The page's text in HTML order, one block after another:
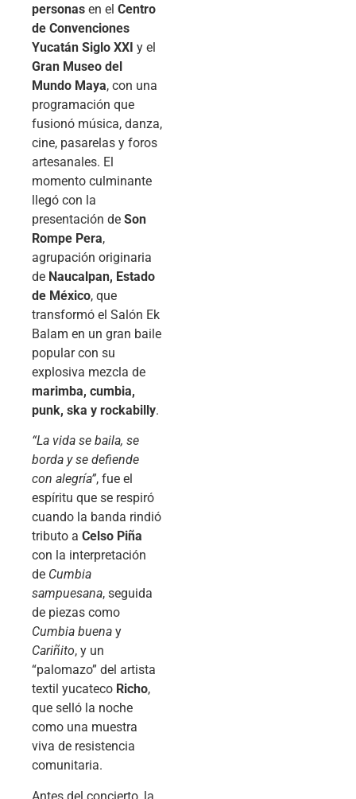
personas en el Centro
de Convenciones
Yucatán Siglo XXI y el
Gran Museo del
Mundo Maya, con una
programación que
fusionó música, danza,
cine, pasarelas y foros
artesanales. El
momento culminante
llegó con la
presentación de Son
Rompe Pera,
agrupación originaria
de Naucalpan, Estado
de México, que
transformó el Salón Ek
Balam en un gran baile
popular con su
explosiva mezcla de
marimba, cumbia,
punk, ska y rockabilly.
“La vida se baila, se
borda y se defiende
con alegría”, fue el
espíritu que se respiró
cuando la banda rindió
tributo a Celso Piña
con la interpretación
de Cumbia
sampuesana, seguida
de piezas como
Cumbia buena y
Cariñito, y un
“palomazo” del artista
textil yucateco Richo,
que selló la noche
como una muestra
viva de resistencia
comunitaria.
Antes del concierto, la